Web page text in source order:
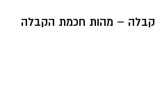
קבלה – מהות חכמת הקבלה